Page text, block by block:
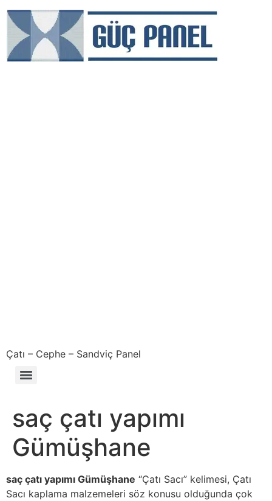
Çatı – Cephe – Sandviç Panel
saç çatı yapımı
Gümüşhane
saç çatı yapımı Gümüşhane “Çatı Sacı” kelimesi, Çatı
Sacı kaplama malzemeleri söz konusu olduğunda çok